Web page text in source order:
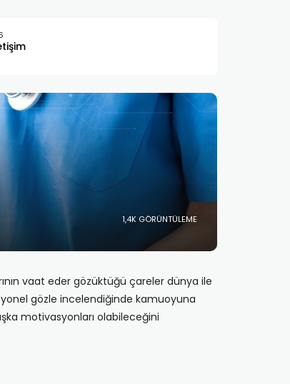
1,4K GÖRÜNTÜLEME
vaat eder gözüktüğü çareler dünya ile
gözle incelendiğinde kamuoyuna
motivasyonları olabileceğini